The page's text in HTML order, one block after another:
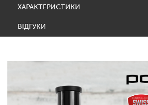
ХАРАКТЕРИСТИКИ
ВІДГУКИ